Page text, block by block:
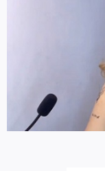
Mua Sắm Thật Dễ
ĐỐI khi đặt hàng tại
4. Được kiểm tra
Bạn được quyền
hàng không ưng ý.
trong vòng 7 ngày
5. Miễn Phí Giao